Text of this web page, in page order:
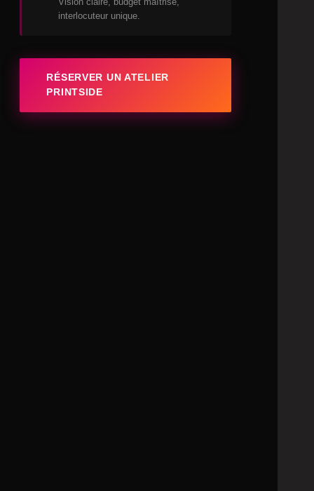
interlocuteur unique.
RÉSERVER UN ATELIER
PRINTSIDE